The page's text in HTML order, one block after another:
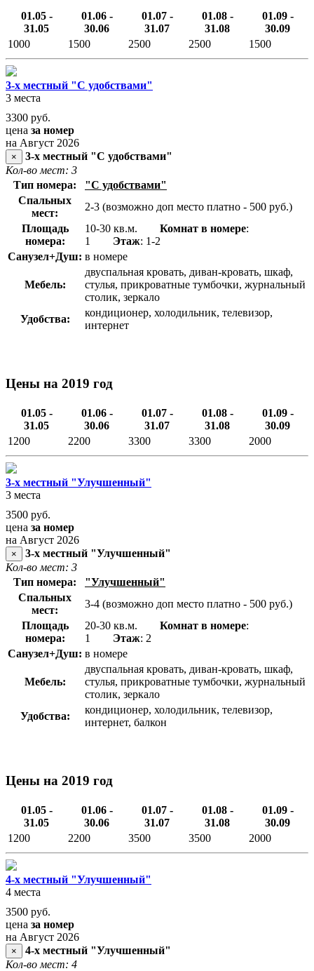
01.05 -
31.05
01.06 -
30.06
01.07 -
31.07
01.08 -
31.08
01.09 -
30.09
1000
1500 2500 2500 1500
3-х местный "С удобствами"
3 места
3300 руб.
цена за номер
на Август 2026
×
3-х местный "С удобствами"
Кол-во мест: 3
Тип номера:
"С удобствами"
Спальных
мест:
2-3 (возможно доп место платно - 500 руб.)
Площадь
номера:
10-30 кв.м. Комнат в номере:
1 Этаж: 1-2
Санузел+Душ: в номере
Мебель:
двуспальная кровать, диван-кровать, шкаф,
стулья, прикроватные тумбочки, журнальный
столик, зеркало
Удобства:
кондиционер, холодильник, телевизор,
интернет
Цены на 2019 год
01.05 -
31.05
01.06 -
30.06
01.07 -
31.07
01.08 -
31.08
01.09 -
30.09
1200
2200 3300 3300 2000
3-х местный "Улучшенный"
3 места
3500 руб.
цена за номер
на Август 2026
×
3-х местный "Улучшенный"
Кол-во мест: 3
Тип номера:
"Улучшенный"
Спальных
мест:
3-4 (возможно доп место платно - 500 руб.)
Площадь
номера:
20-30 кв.м. Комнат в номере:
1 Этаж: 2
Санузел+Душ: в номере
Мебель:
двуспальная кровать, диван-кровать, шкаф,
стулья, прикроватные тумбочки, журнальный
столик, зеркало
Удобства:
кондиционер, холодильник, телевизор,
интернет, балкон
Цены на 2019 год
01.05 -
31.05
01.06 -
30.06
01.07 -
31.07
01.08 -
31.08
01.09 -
30.09
1200
2200 3500 3500 2000
4-х местный "Улучшенный"
4 места
3500 руб.
цена за номер
на Август 2026
×
4-х местный "Улучшенный"
Кол-во мест: 4